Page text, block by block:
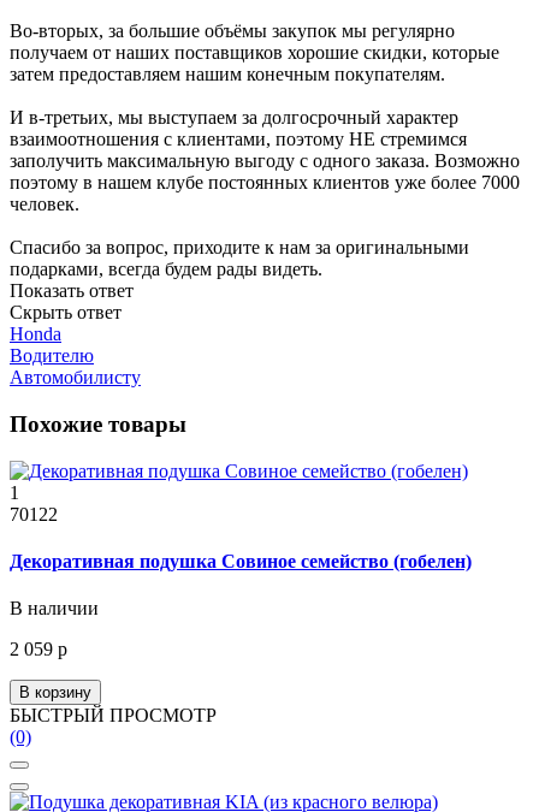
Во-вторых, за большие объёмы закупок мы регулярно
получаем от наших поставщиков хорошие скидки, которые
затем предоставляем нашим конечным покупателям.
И в-третьих, мы выступаем за долгосрочный характер
взаимоотношения с клиентами, поэтому НЕ стремимся
заполучить максимальную выгоду с одного заказа. Возможно
поэтому в нашем клубе постоянных клиентов уже более 7000
человек.
Спасибо за вопрос, приходите к нам за оригинальными
подарками, всегда будем рады видеть.
Показать ответ
Скрыть ответ
Honda
Водителю
Автомобилисту
Похожие товары
1
70122
Декоративная подушка Совиное семейство (гобелен)
В наличии
2 059 р
В корзину
БЫСТРЫЙ ПРОСМОТР
(0)